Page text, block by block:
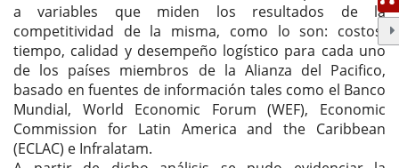
a variables que miden los resultados de la
competitividad de la misma, como lo son: costos,
tiempo, calidad y desempeño logístico para cada uno
de los países miembros de la Alianza del Pacifico,
basado en fuentes de información tales como el Banco
Mundial, World Economic Forum (WEF), Economic
Commission for Latin America and the Caribbean
(ECLAC) e Infralatam.